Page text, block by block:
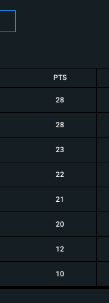
PTS
28
28
23
22
21
20
12
10